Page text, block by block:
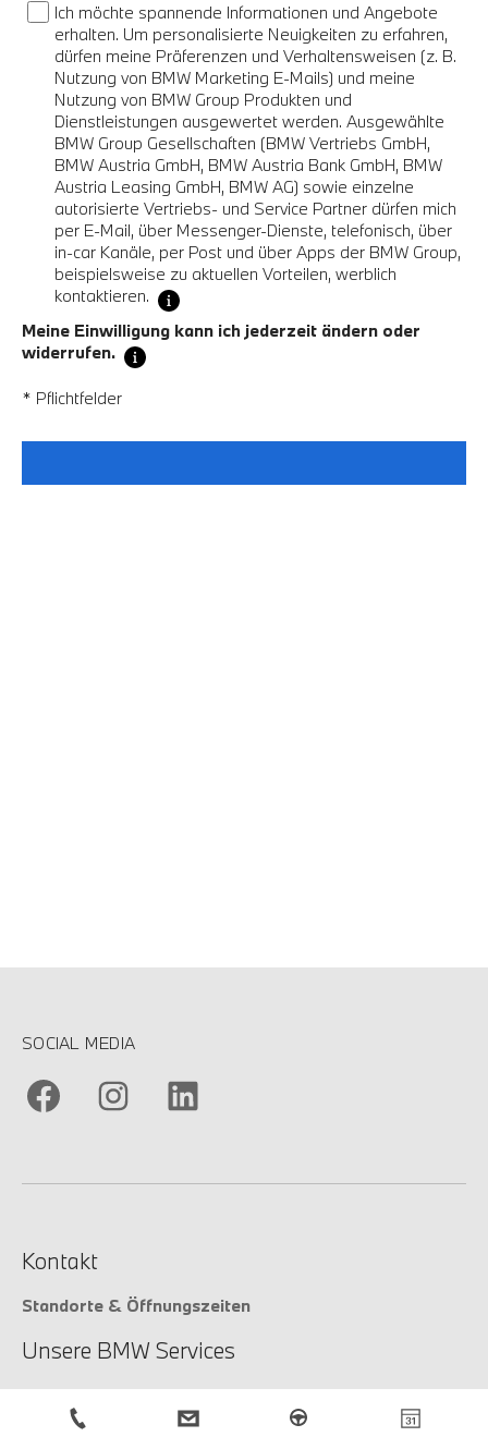
Ich möchte spannende Informationen und Angebote
erhalten. Um personalisierte Neuigkeiten zu erfahren,
dürfen meine Präferenzen und Verhaltensweisen (z. B.
Nutzung von BMW Marketing E-Mails) und meine
Nutzung von BMW Group Produkten und
Dienstleistungen ausgewertet werden. Ausgewählte
BMW Group Gesellschaften (BMW Vertriebs GmbH,
BMW Austria GmbH, BMW Austria Bank GmbH, BMW
Austria Leasing GmbH, BMW AG) sowie einzelne
autorisierte Vertriebs- und Service Partner dürfen mich
per E-Mail, über Messenger-Dienste, telefonisch, über
in-car Kanäle, per Post und über Apps der BMW Group,
beispielsweise zu aktuellen Vorteilen, werblich
kontaktieren.
Meine Einwilligung kann ich jederzeit ändern oder
widerrufen.
* Pflichtfelder
SOCIAL MEDIA
Kontakt
Standorte & Öffnungszeiten
Unsere BMW Services
Unsere Services
Service-Anfrage